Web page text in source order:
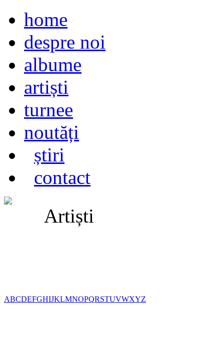
home
despre noi
albume
artiști
turnee
noutăți
știri
contact
Artiști
ABCDEFGHIJKLMNOPQRSTUVWXYZ